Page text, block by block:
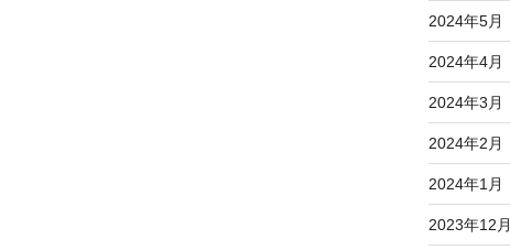
2024年5月
2024年4月
2024年3月
2024年2月
2024年1月
2023年12月